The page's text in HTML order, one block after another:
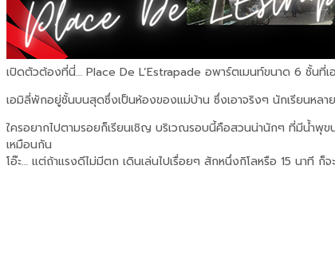
เปิดตัวต้องที่นี่… Place De L’Estrapade อพาร์ตเมนท์ขนาด 6 ชั้นที่เ
เอมิลี่พักอยู่ชั้นบนสุดซึ่งเป็นห้องของแม่บ้าน ซึ่งเอาจริงๆ นักเรียนหลา
ใครอยากไปตามรอยก็เรียนเชิญ บริเวณรอบนี้คือสวนน่านักๆ ที่มีน้ำพุข
เหมือนกัน
โอ๊ะ… แต่ถ้าแรงดีไม่มีตก เดินเล่นไปเรื่อยๆ สักหนึ่งกิโลหรือ 15 นาที ก็จ